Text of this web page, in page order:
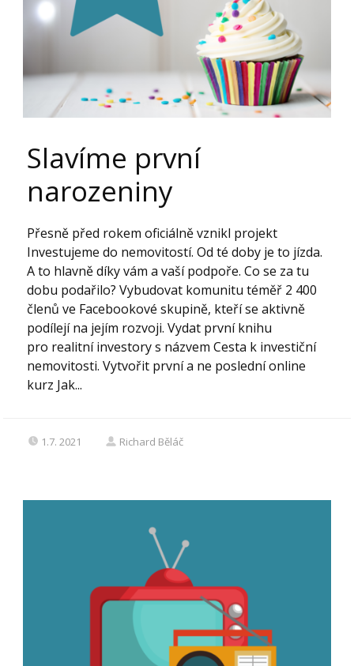
Slavíme první
narozeniny
Přesně před rokem oficiálně vznikl projekt
Investujeme do nemovitostí. Od té doby je to jízda.
A to hlavně díky vám a vaší podpoře. Co se za tu
dobu podařilo? Vybudovat komunitu téměř 2 400
členů ve Facebookové skupině, kteří se aktivně
podílejí na jejím rozvoji. Vydat první knihu
pro realitní investory s názvem Cesta k investiční
nemovitosti. Vytvořit první a ne poslední online
kurz Jak...
1.7. 2021 Richard Běláč